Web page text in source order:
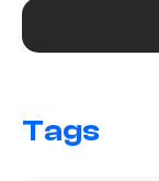
Tags